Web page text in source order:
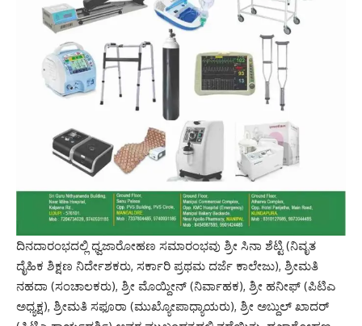
ದಿನದಾರಂಭದಲ್ಲಿ ಧ್ವಜಾರೋಹಣ ಸಮಾರಂಭವು ಶ್ರೀ ಸಿನಾ ಶೆಟ್ಟಿ (ನಿವೃತ
ದೈಹಿಕ ಶಿಕ್ಷಣ ನಿರ್ದೇಶಕರು, ಸರ್ಕಾರಿ ಪ್ರಥಮ ದರ್ಜೆ ಕಾಲೇಜು), ಶ್ರೀಮತಿ
ನಹದಾ (ಸಂಚಾಲಕರು), ಶ್ರೀ ಮೊಯ್ದೀನ್ (ನಿರ್ವಾಹಕ), ಶ್ರೀ ಹನೀಫ್ (ಪಿಟಿಎ
ಅಧ್ಯಕ್ಷ), ಶ್ರೀಮತಿ ಸಫೂರಾ (ಮುಖ್ಯೋಪಾಧ್ಯಾಯರು), ಶ್ರೀ ಅಬ್ದುಲ್ ಖಾದರ್